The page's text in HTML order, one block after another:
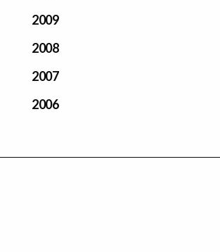
2009
2008
2007
2006